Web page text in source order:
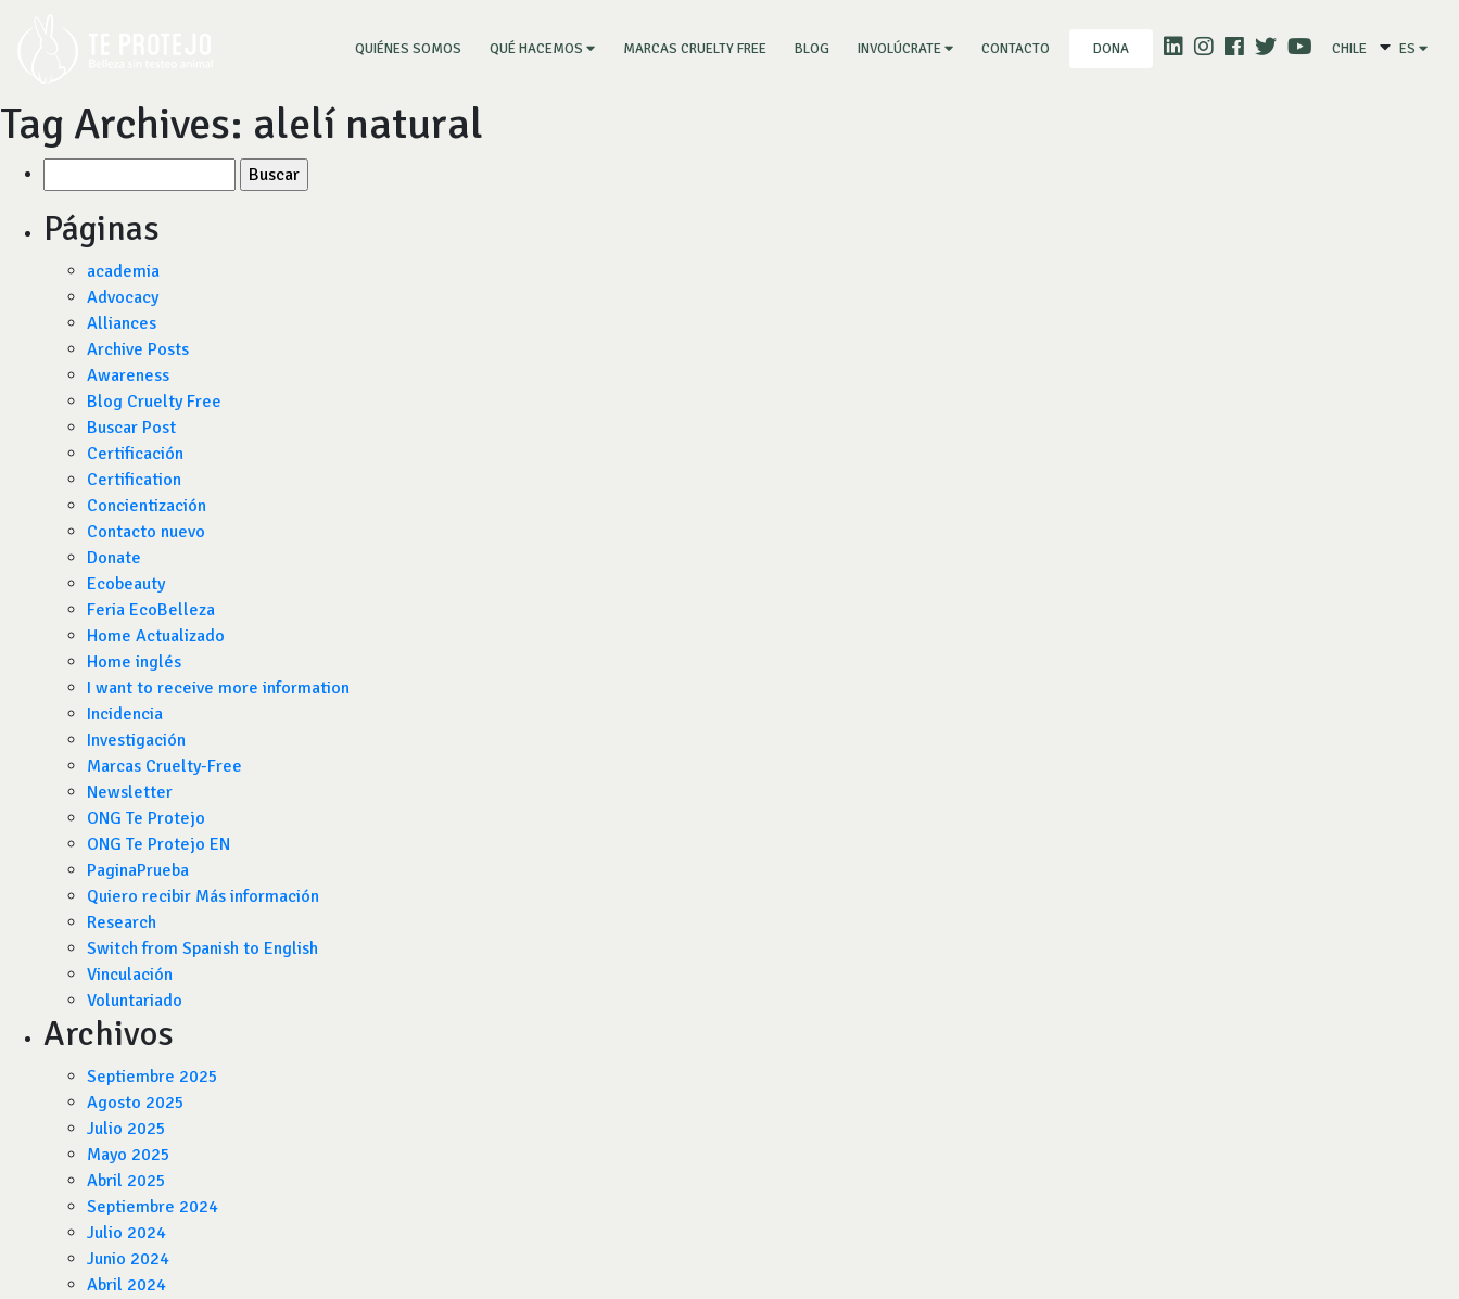
QUIÉNES SOMOS (CURRENT)
QUÉ HACEMOS MARCAS CRUELTY FREE BLOG INVOLÚCRATE CONTACTO DONA CHILE ES
Tag Archives: alelí natural
por:
Páginas
academia
Advocacy
Alliances
Archive Posts
Awareness
Blog Cruelty Free
Buscar Post
Certificación
Certification
Concientización
Contacto nuevo
Donate
Ecobeauty
Feria EcoBelleza
Home Actualizado
Home inglés
I want to receive more information
Incidencia
Investigación
Marcas Cruelty-Free
Newsletter
ONG Te Protejo
ONG Te Protejo EN
PaginaPrueba
Quiero recibir Más información
Research
Switch from Spanish to English
Vinculación
Voluntariado
Archivos
Septiembre 2025
Agosto 2025
Julio 2025
Mayo 2025
Abril 2025
Septiembre 2024
Julio 2024
Junio 2024
Abril 2024